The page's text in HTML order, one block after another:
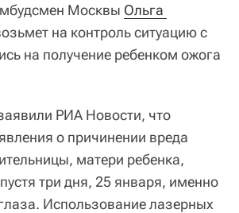
Москвы Ольга
на контроль ситуацию с
на получение ребенком ожога
РИА Новости, что
о причинении вреда
матери ребенка,
три дня, 25 января, именно
Использование лазерных